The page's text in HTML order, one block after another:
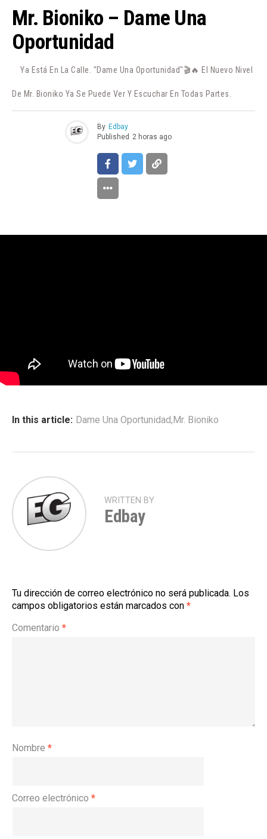
Mr. Bioniko – Dame Una
Oportunidad
Ya Está En La Calle. "Dame Una Oportunidad"🎬🔥 El Nuevo Nivel
De Mr. Bioniko Ya Se Puede Ver Y Escuchar En Todas Partes.
By Edbay
Published 2 horas ago
In this article: Dame Una Oportunidad,Mr. Bioniko
WRITTEN BY
Edbay
Tu dirección de correo electrónico no será publicada. Los
campos obligatorios están marcados con *
Comentario *
Nombre *
Correo electrónico *